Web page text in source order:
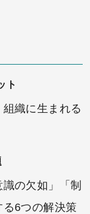
ト
織に生まれる
の欠如」「制
る6つの解決策